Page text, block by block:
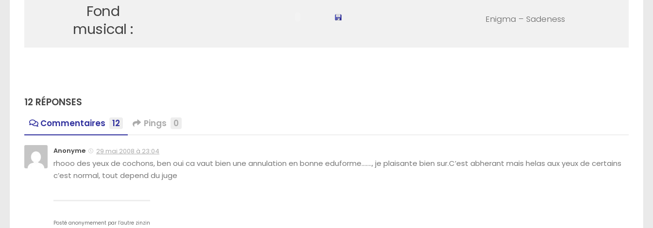
Fond
musical :
Enigma – Sadeness
12 RÉPONSES
Commentaires 12 Pings 0
Anonyme 29 mai 2008 à 23:04
rhooo des yeux de cochons, ben oui ca vaut bien une annulation en bonne eduforme……., je plaisante bien sur.C’est abherant mais helas aux yeux de certains
c’est normal, tout depend du juge
Posté anonymement par l’autre zinzin